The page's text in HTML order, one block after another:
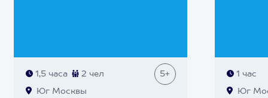
1,5 часа 2 чел 5+
Юг Москвы
1 час
Юг